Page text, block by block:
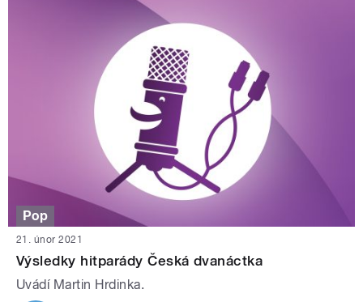
Pop
21. únor 2021
Výsledky hitparády Česká dvanáctka
Uvádí Martin Hrdinka.